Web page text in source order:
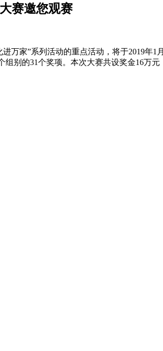
赛邀您观赛
万家”系列活动的重点活动，将于2019年
别的31个奖项。本次大赛共设奖金16万元